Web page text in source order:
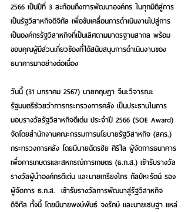
2566 เป็นปีที่ 3 สะท้อนถึงการพัฒนาองค์กร ในทุกมิติสู่การ
เป็นรัฐวิสาหกิจดิจิทัล เพื่อขับเคลื่อนการดำเนินงานไปสู่การ
เป็นองค์กรรัฐวิสาหกิจที่เป็นเลิศตามมาตรฐานสากล พร้อม
ขอบคุณผู้มีส่วนเกี่ยวข้องที่ได้สนับสนุนการดำเนินงานของ
ธนาคารมาอย่างต่อเนื่อง
วันนี้ (31 มกราคม 2567) นายกฤษฎา จีนะวิจารณะ
รัฐมนตรีช่วยว่าการกระทรวงการคลัง เป็นประธานในการ
มอบรางวัลรัฐวิสาหกิจดีเด่น ประจำปี 2566 (SOE Award)
จัดโดยสำนักงานคณะกรรมการนโยบายรัฐวิสาหกิจ (สคร.)
กระทรวงการคลัง โดยมีนายฉัตรชัย ศิริไล ผู้จัดการธนาคาร
เพื่อการเกษตรและสหกรณ์การเกษตร (ธ.ก.ส.) เข้ารับรางวัล
รางวัลผู้นำองค์กรดีเด่น และนายเกรียงไกร กัลป์หะรัตน์ รอง
ผู้จัดการ ธ.ก.ส.  เข้ารับรางวัลการพัฒนาสู่รัฐวิสาหกิจ
ดิจิทัล ทั้งนี้ โดยมีนายพงษ์พันธ์ จงรักษ์ และนายเชษฐา แหล่